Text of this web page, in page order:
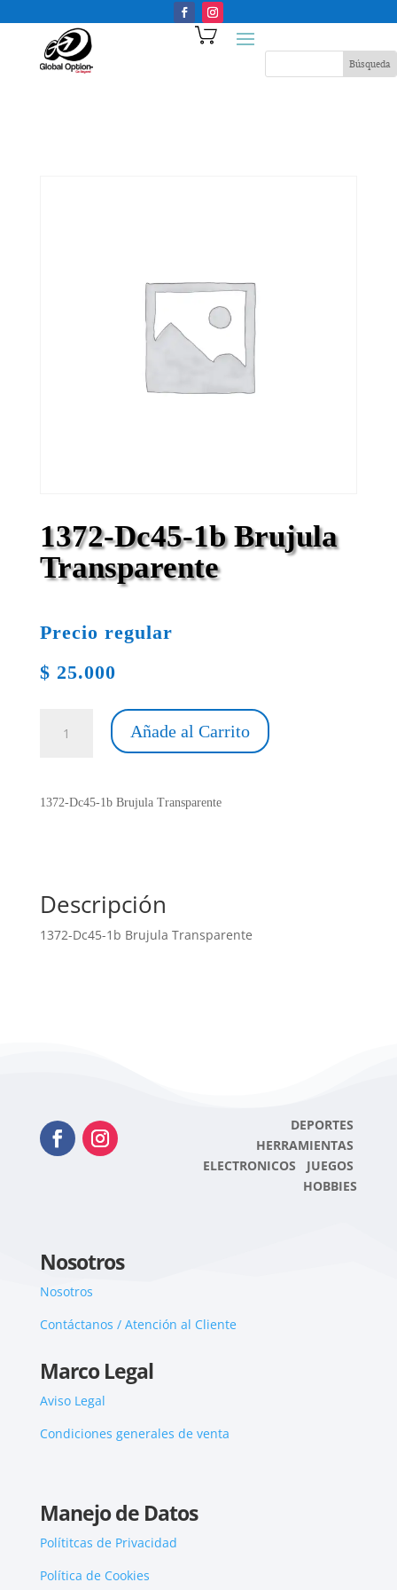
1372-Dc45-1b Brujula
Transparente
Precio regular
$ 25.000
Dc45-
Transparente
Añade al Carrito
1372-Dc45-1b Brujula Transparente
Descripción
1372-Dc45-1b Brujula Transparente
DEPORTES
HERRAMIENTAS
ELECTRONICOS JUEGOS
HOBBIES
Nosotros
Nosotros
Contáctanos / Atención al Cliente
Marco Legal
Aviso Legal
Condiciones generales de venta
Manejo de Datos
Polítitcas de Privacidad
Política de Cookies